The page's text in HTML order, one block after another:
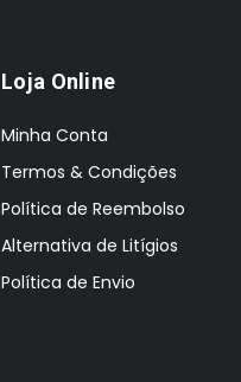
Loja Online
Minha Conta
Termos & Condições
Política de Reembolso
Alternativa de Litígios
Política de Envio